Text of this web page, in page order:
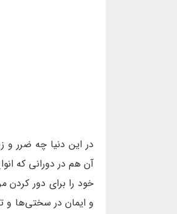
در این دنیا چه ضرر و
آن هم در دورانی که
خود را برای دور کردن
و ایمان در سختی‌ها و